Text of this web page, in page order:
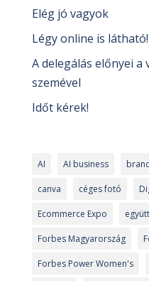
Elég jó vagyok
Légy online is látható!
A delegálás előnyei a
szemével
Időt kérek!
AI AI business
canva céges fotó
Ecommerce Expo
Forbes Magyarország
Forbes Power Women's